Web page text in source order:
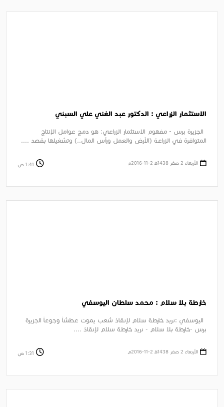
الاستثمار الزراعي : الدكتور عبد الغني علي السبئي
الجزيرة برس - مفهوم الاستثمار الزراعي: هو دمج عوامل الإنتاج
المتوافرة في الزراعة (الأرض والعمل ورأس المال..) وتشغيلها بقصد ....
الأربعاء 2 صفر 1438ﻫ 2-11-2016م 1:41 ص
خارطة بلا سلام : محمد سلطان اليوسفي
اليوسفي :نريد خارطة سلام لإنقاذ شعب يموت عطشاً وجوعاً الجزيرة
برس -خارطة بلا سلام - نريد خارطة سلام لإنقاذ ....
الأربعاء 2 صفر 1438ﻫ 2-11-2016م 1:31 ص